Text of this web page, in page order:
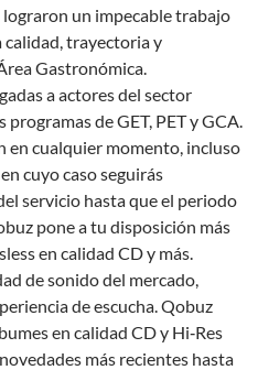
un impecable trabajo
trayectoria y
Gastronómica.
a actores del sector
de GET, PET y GCA.
en cualquier momento, incluso
cuyo caso seguirás
servicio hasta que el periodo
pone a tu disposición más
en calidad CD y más.
de sonido del mercado,
de escucha. Qobuz
en calidad CD y Hi‑Res
más recientes hasta